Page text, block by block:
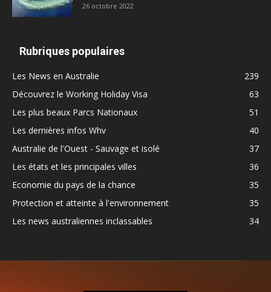
26 octobre 2022
Rubriques populaires
Les News en Australie
239
Découvrez le Working Holiday Visa
63
Les plus beaux Parcs Nationaux
51
Les dernières infos Whv
40
Australie de l'Ouest - Sauvage et isolé
37
Les états et les principales villes
36
Economie du pays de la chance
35
Protection et atteinte à l'environnement
35
Les news australiennes inclassables
34